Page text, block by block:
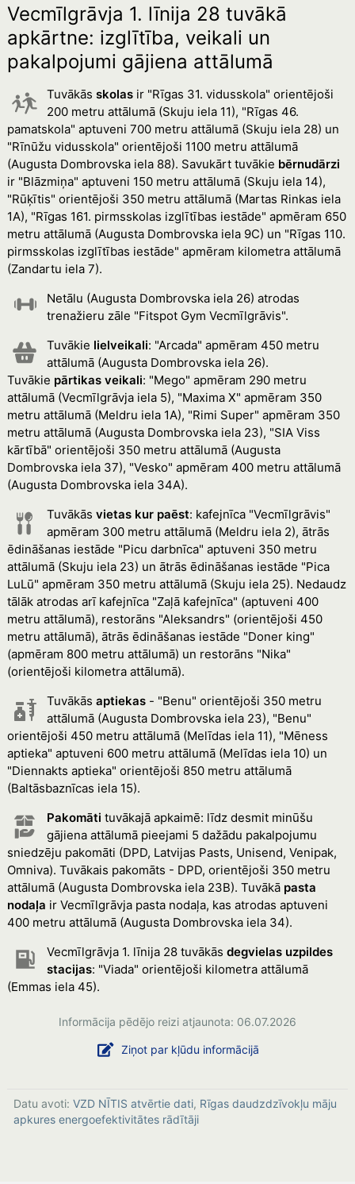
Vecmīlgrāvja 1. līnija 28 tuvākā
apkārtne: izglītība, veikali un
pakalpojumi gājiena attālumā
Tuvākās skolasir "Rīgas 31. vidusskola" orientējoši
200 metru attālumā (Skuju iela 11), "Rīgas 46.
pamatskola" aptuveni 700 metru attālumā (Skuju iela 28) un
"Rīnūžu vidusskola" orientējoši 1100 metru attālumā
(Augusta Dombrovska iela 88). Savukārt tuvākie bērnudārzi
ir "Blāzmiņa" aptuveni 150 metru attālumā (Skuju iela 14),
"Rūķītis" orientējoši 350 metru attālumā (Martas Rinkas iela
1A), "Rīgas 161. pirmsskolas izglītības iestāde" apmēram 650
metru attālumā (Augusta Dombrovska iela 9C) un "Rīgas 110.
pirmsskolas izglītības iestāde" apmēram kilometra attālumā
(Zandartu iela 7).
Netālu (Augusta Dombrovska iela 26) atrodas
trenažieru zāle "Fitspot Gym Vecmīlgrāvis".
Tuvākie lielveikali: "Arcada" apmēram 450 metru
attālumā (Augusta Dombrovska iela 26).
Tuvākie pārtikas veikali: "Mego" apmēram 290 metru
attālumā (Vecmīlgrāvja iela 5), "Maxima X" apmēram 350
metru attālumā (Meldru iela 1A), "Rimi Super" apmēram 350
metru attālumā (Augusta Dombrovska iela 23), "SIA Viss
kārtībā" orientējoši 350 metru attālumā (Augusta
Dombrovska iela 37), "Vesko" apmēram 400 metru attālumā
(Augusta Dombrovska iela 34A).
Tuvākās vietas kur paēst: kafejnīca "Vecmīlgrāvis"
apmēram 300 metru attālumā (Meldru iela 2), ātrās
ēdināšanas iestāde "Picu darbnīca" aptuveni 350 metru
attālumā (Skuju iela 23) un ātrās ēdināšanas iestāde "Pica
LuLū" apmēram 350 metru attālumā (Skuju iela 25). Nedaudz
tālāk atrodas arī kafejnīca "Zaļā kafejnīca" (aptuveni 400
metru attālumā), restorāns "Aleksandrs" (orientējoši 450
metru attālumā), ātrās ēdināšanas iestāde "Doner king"
(apmēram 800 metru attālumā) un restorāns "Nika"
(orientējoši kilometra attālumā).
Tuvākās aptiekas- "Benu" orientējoši 350 metru
attālumā (Augusta Dombrovska iela 23), "Benu"
orientējoši 450 metru attālumā (Melīdas iela 11), "Mēness
aptieka" aptuveni 600 metru attālumā (Melīdas iela 10) un
"Diennakts aptieka" orientējoši 850 metru attālumā
(Baltāsbaznīcas iela 15).
Pakomāti tuvākajā apkaimē: līdz desmit minūšu
gājiena attālumā pieejami 5 dažādu pakalpojumu
sniedzēju pakomāti (DPD, Latvijas Pasts, Unisend, Venipak,
Omniva). Tuvākais pakomāts - DPD, orientējoši 350 metru
attālumā (Augusta Dombrovska iela 23B). Tuvākā pasta
nodaļa ir Vecmīlgrāvja pasta nodaļa, kas atrodas aptuveni
400 metru attālumā (Augusta Dombrovska iela 34).
Vecmīlgrāvja 1. līnija 28 tuvākās degvielas uzpildes
stacijas: "Viada" orientējoši kilometra attālumā
(Emmas iela 45).
Informācija pēdējo reizi atjaunota: 06.07.2026
Ziņot par kļūdu informācijā
Datu avoti: VZD NĪTIS atvērtie dati, Rīgas daudzdzīvokļu māju
apkures energoefektivitātes rādītāji